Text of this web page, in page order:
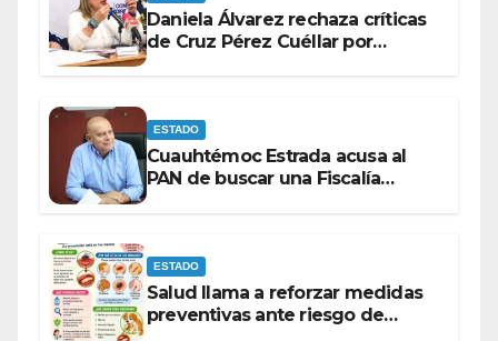
Daniela Álvarez rechaza críticas
de Cruz Pérez Cuéllar por
ESTADO
Cuauhtémoc Estrada acusa al
PAN de buscar una Fiscalía
ESTADO
Salud llama a reforzar medidas
preventivas ante riesgo de